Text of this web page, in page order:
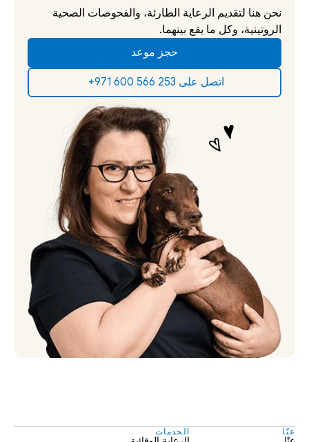
الروتينية، وكل ما يقع بينهما.
حجز موعد
‫اتصل على 253 566 600 971+‬ ‫
عنّا الخدمات